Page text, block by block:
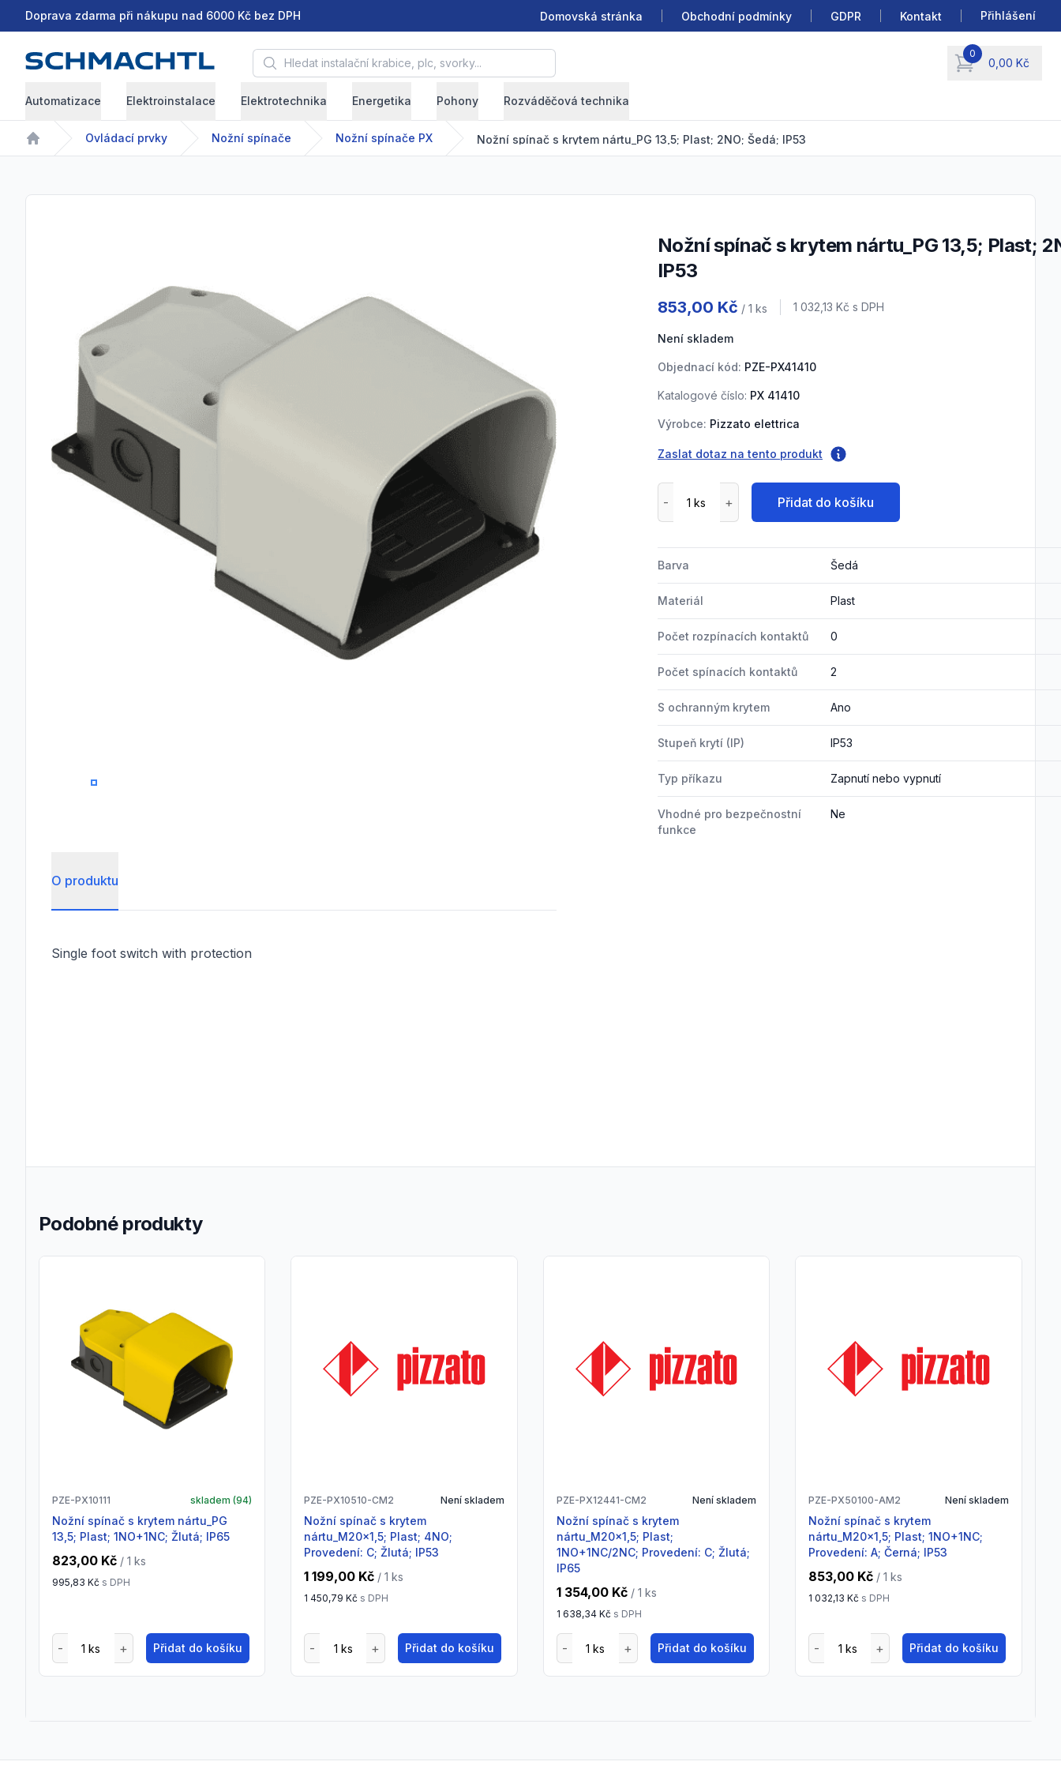
Doprava zdarma při nákupu nad 6000 Kč bez DPH Domovská stránka Obchodní podmínky GDPR Kontakt Přihlášení
Hledat instalační krabice, plc, svorky... 0
0,00 Kč
items in cart, view
Automatizace Elektroinstalace Elektrotechnika Energetika Pohony Rozváděčová technika
Home
Ovládací prvky Nožní spínače Nožní spínače PX Nožní spínač s krytem nártu_PG 13,5; Plast; 2NO; Šedá; IP53
0
Nožní spínač s krytem nártu_PG 13,5; Plast; 2NO; Šedá;
IP53
853,00 Kč / 1 ks Cena s DPH
1 032,13 Kč s DPH
Není skladem
Objednací kód: PZE-PX41410
Katalogové číslo: PX 41410
Výrobce: Pizzato elettrica
Zaslat dotaz na tento produkt
Přidat do košíku
Barva Šedá
Materiál Plast
Počet rozpínacích kontaktů 0
Počet spínacích kontaktů 2
S ochranným krytem Ano
Stupeň krytí (IP) IP53
Typ příkazu Zapnutí nebo vypnutí
Vhodné pro bezpečnostní
funkce
Ne
O produktu
Single foot switch with protection
Podobné produkty
PZE-PX10111 skladem (94)
Nožní spínač s krytem nártu_PG
13,5; Plast; 1NO+1NC; Žlutá; IP65
823,00 Kč / 1 ks
995,83 Kč s DPH
Přidat do košíku
PZE-PX10510-CM2 Není skladem
Nožní spínač s krytem
nártu_M20x1,5; Plast; 4NO;
Provedení: C; Žlutá; IP53
1 199,00 Kč / 1 ks
1 450,79 Kč s DPH
Přidat do košíku
PZE-PX12441-CM2 Není skladem
Nožní spínač s krytem
nártu_M20x1,5; Plast;
1NO+1NC/2NC; Provedení: C; Žlutá;
IP65
1 354,00 Kč / 1 ks
1 638,34 Kč s DPH
Přidat do košíku
PZE-PX50100-AM2 Není skladem
Nožní spínač s krytem
nártu_M20x1,5; Plast; 1NO+1NC;
Provedení: A; Černá; IP53
853,00 Kč / 1 ks
1 032,13 Kč s DPH
Přidat do košíku